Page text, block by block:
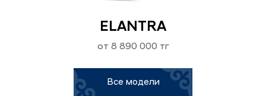
ELANTRA
от 8 890 000 тг
Все модели